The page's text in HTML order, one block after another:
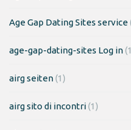
Age Gap Dating Sites service
age-gap-dating-sites Log in
airg seiten(1)
airg sito di incontri(1)